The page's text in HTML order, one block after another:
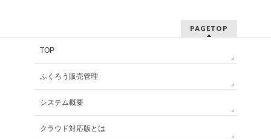
PAGETOP
TOP
ふくろう販売管理
システム概要
クラウド対応版とは